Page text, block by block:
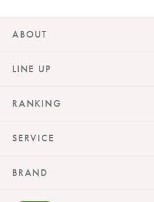
ABOUT
LINE UP
RANKING
SERVICE
BRAND